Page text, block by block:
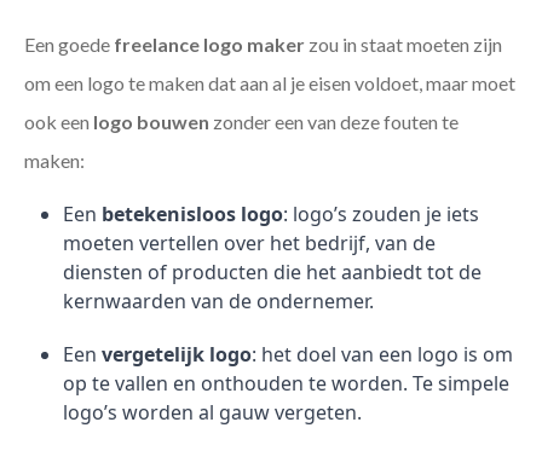
Een goede freelance logo maker zou in staat moeten zijn
om een logo te maken dat aan al je eisen voldoet, maar moet
ook een logo bouwen zonder een van deze fouten te
maken:
Een betekenisloos logo: logo’s zouden je iets
moeten vertellen over het bedrijf, van de
diensten of producten die het aanbiedt tot de
kernwaarden van de ondernemer.
Een vergetelijk logo: het doel van een logo is om
op te vallen en onthouden te worden. Te simpele
logo’s worden al gauw vergeten.